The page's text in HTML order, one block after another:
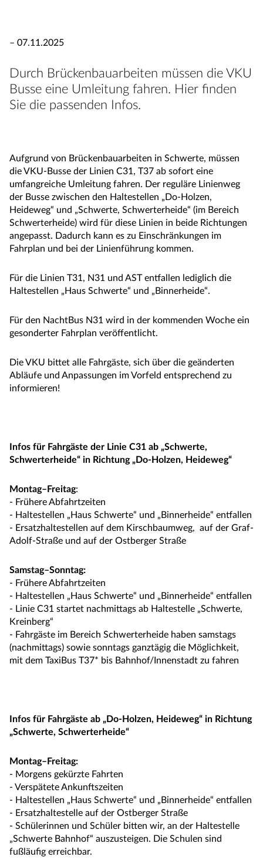
– 07.11.2025
Durch Brückenbauarbeiten müssen die VKU
Busse eine Umleitung fahren. Hier finden
Sie die passenden Infos.
Aufgrund von Brückenbauarbeiten in Schwerte, müssen
die VKU-Busse der Linien C31, T37 ab sofort eine
umfangreiche Umleitung fahren. Der reguläre Linienweg
der Busse zwischen den Haltestellen „Do-Holzen,
Heideweg“ und „Schwerte, Schwerterheide“ (im Bereich
Schwerterheide) wird für diese Linien in beide Richtungen
angepasst. Dadurch kann es zu Einschränkungen im
Fahrplan und bei der Linienführung kommen.
Für die Linien T31, N31 und AST entfallen lediglich die
Haltestellen „Haus Schwerte“ und „Binnerheide“.
Für den NachtBus N31 wird in der kommenden Woche ein
gesonderter Fahrplan veröffentlicht.
Die VKU bittet alle Fahrgäste, sich über die geänderten
Abläufe und Anpassungen im Vorfeld entsprechend zu
informieren!
Infos für Fahrgäste der Linie C31 ab „Schwerte,
Schwerterheide“ in Richtung „Do-Holzen, Heideweg“
Montag–Freitag:
- Frühere Abfahrtzeiten
- Haltestellen „Haus Schwerte“ und „Binnerheide“ entfallen
- Ersatzhaltestellen auf dem Kirschbaumweg, auf der Graf-
Adolf-Straße und auf der Ostberger Straße
Samstag–Sonntag:
- Frühere Abfahrtzeiten
- Haltestellen „Haus Schwerte“ und „Binnerheide“ entfallen
- Linie C31 startet nachmittags ab Haltestelle „Schwerte,
Kreinberg“
- Fahrgäste im Bereich Schwerterheide haben samstags
(nachmittags) sowie sonntags ganztägig die Möglichkeit,
mit dem TaxiBus T37* bis Bahnhof/Innenstadt zu fahren
Infos für Fahrgäste ab „Do-Holzen, Heideweg“ in Richtung
„Schwerte, Schwerterheide“
Montag–Freitag:
- Morgens gekürzte Fahrten
- Verspätete Ankunftszeiten
- Haltestellen „Haus Schwerte“ und „Binnerheide“ entfallen
- Ersatzhaltestelle auf der Ostberger Straße
- Schülerinnen und Schüler bitten wir, an der Haltestelle
„Schwerte Bahnhof“ auszusteigen. Die Schulen sind
fußläufig erreichbar.